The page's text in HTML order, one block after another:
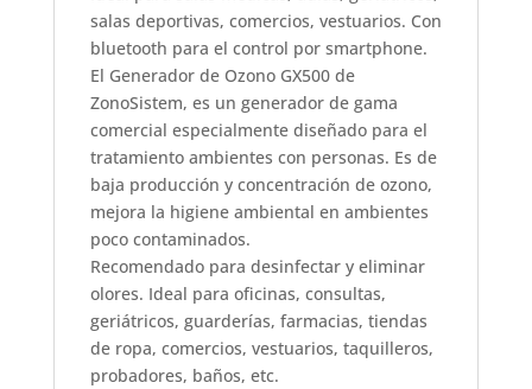
salas deportivas, comercios, vestuarios. Con
bluetooth para el control por smartphone.
El Generador de Ozono GX500 de
ZonoSistem, es un generador de gama
comercial especialmente diseñado para el
tratamiento ambientes con personas. Es de
baja producción y concentración de ozono,
mejora la higiene ambiental en ambientes
poco contaminados.
Recomendado para desinfectar y eliminar
olores. Ideal para oficinas, consultas,
geriátricos, guarderías, farmacias, tiendas
de ropa, comercios, vestuarios, taquilleros,
probadores, baños, etc.